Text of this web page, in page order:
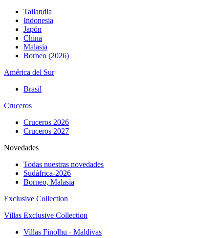
Tailandia
Indonesia
Japón
China
Malasia
Borneo (2026)
América del Sur
Brasil
Cruceros
Cruceros 2026
Cruceros 2027
Novedades
Todas nuestras novedades
Sudáfrica-2026
Borneo, Malasia
Exclusive Collection
Villas Exclusive Collection
Villas Finolhu - Maldivas